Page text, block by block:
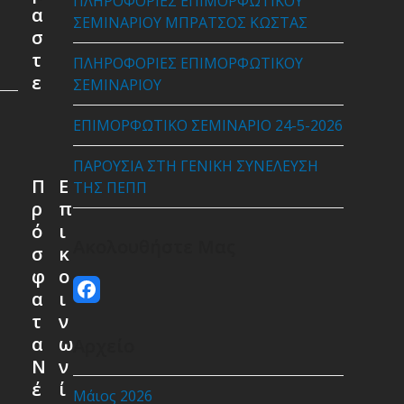
ΣΕΜΙΝΑΡΙΟΥ ΜΠΡΑΤΣΟΣ ΚΩΣΤΑΣ
ΠΛΗΡΟΦΟΡΙΕΣ ΕΠΙΜΟΡΦΩΤΙΚΟΥ
ΣΕΜΙΝΑΡΙΟΥ
ΕΠΙΜΟΡΦΩΤΙΚΟ ΣΕΜΙΝΑΡΙΟ 24-5-2026
ΠΑΡΟΥΣΙΑ ΣΤΗ ΓΕΝΙΚΗ ΣΥΝΕΛΕΥΣΗ
ΤΗΣ ΠΕΠΠ
Facebook
Αρχείο
Μάιος 2026
α
σ
τ
ε
Π
ρ
ό
σ
φ
α
τ
α
Ν
έ
Ε
π
ι
κ
ο
ι
ν
ω
ν
ί